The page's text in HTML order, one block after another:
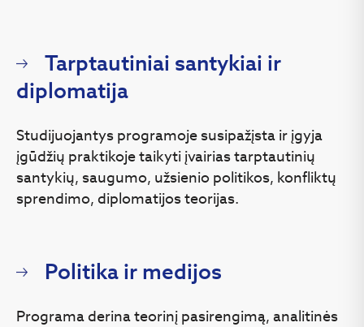
Tarptautiniai santykiai ir
diplomatija
Studijuojantys programoje susipažįsta ir įgyja
įgūdžių praktikoje taikyti įvairias tarptautinių
santykių, saugumo, užsienio politikos, konfliktų
sprendimo, diplomatijos teorijas.
Politika ir medijos
Programa derina teorinį pasirengimą, analitinės